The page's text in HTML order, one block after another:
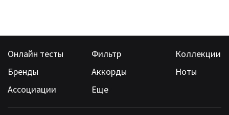
Онлайн тесты Фильтр
Коллекции
Бренды
Аккорды
Ноты
Ассоциации
Еще